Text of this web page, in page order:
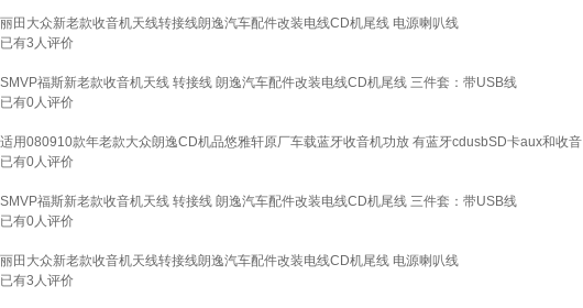
丽田大众新老款收音机天线转接线朗逸汽车配件改装电线CD机尾线 电源喇叭线
已有3 人评价
SMVP福斯新老款收音机天线 转接线 朗逸汽车配件改装电线CD机尾线 三件套：带USB线
已有0人评价
适用080910款年老款大众朗逸CD机品悠雅轩原厂车载蓝牙收音机功放 有蓝牙cdusbSD卡aux和收音
已有0人评价
SMVP福斯新老款收音机天线 转接线 朗逸汽车配件改装电线CD机尾线 三件套：带USB线
已有0人评价
丽田大众新老款收音机天线转接线朗逸汽车配件改装电线CD机尾线 电源喇叭线
已有3 人评价